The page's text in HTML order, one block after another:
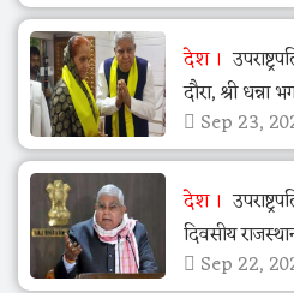
देश
दौरा, श्री
Sep 23,
देश
दिवसीय
Sep 22,